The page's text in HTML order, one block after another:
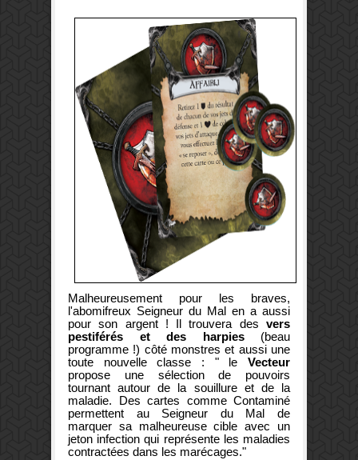
Malheureusement pour les braves,
l'abomifreux Seigneur du Mal en a aussi
pour son argent ! Il trouvera des vers
pestiférés et des harpies (beau
programme !) côté monstres et aussi une
toute nouvelle classe : " le Vecteur
propose une sélection de pouvoirs
tournant autour de la souillure et de la
maladie. Des cartes comme Contaminé
permettent au Seigneur du Mal de
marquer sa malheureuse cible avec un
jeton infection qui représente les maladies
contractées dans les marécages."